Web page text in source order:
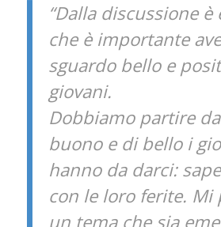
“Dalla discussione è
che è importante
sguardo bello e
giovani.
Dobbiamo partire
buono e di bello i
hanno da darci:
con le loro ferite. Mi
un tema che sia